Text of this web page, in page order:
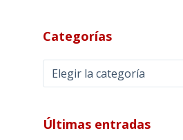
Categorías
Categorías
Últimas entradas